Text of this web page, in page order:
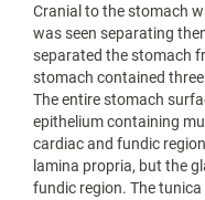
Cranial to the stomach
was seen separating
separated the stomach
stomach contained
The entire stomach
epithelium containing
cardiac and fundic
lamina propria, but the
fundic region. The